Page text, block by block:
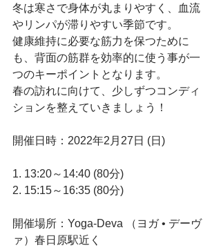
冬は寒さで身体が丸まりやすく、血流
やリンパが滞りやすい季節です。
健康維持に必要な筋力を保つために
も、背面の筋群を効率的に使う事が一
つのキーポイントとなります。
春の訪れに向けて、少しずつコンディ
ションを整えていきましょう！
開催日時：2022年2月27日 (日)
1. 13:20～14:40 (80分)
2. 15:15～16:35 (80分)
開催場所：Yoga-Deva （ヨガ • デーヴ
ァ）春日原駅近く